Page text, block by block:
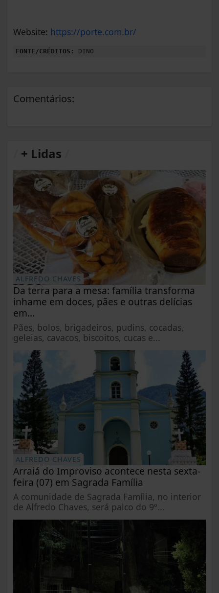
Website: https://porte.com.br/
FONTE/CRÉDITOS: DINO
Comentários:
+ Lidas
ALFREDO CHAVES
Da terra para a mesa: família transforma
inhame em doces, pães e outras delícias
em...
Pães, bolos, brigadeiros, pudins, cocadas,
geleias, cavacos, biscoitos, cucas e...
ALFREDO CHAVES
Arraiá do Improviso acontece nesta sexta-
feira (07) em Sagrada Família
A comunidade de Sagrada Família, no interior
de Alfredo Chaves, será palco do 9º...